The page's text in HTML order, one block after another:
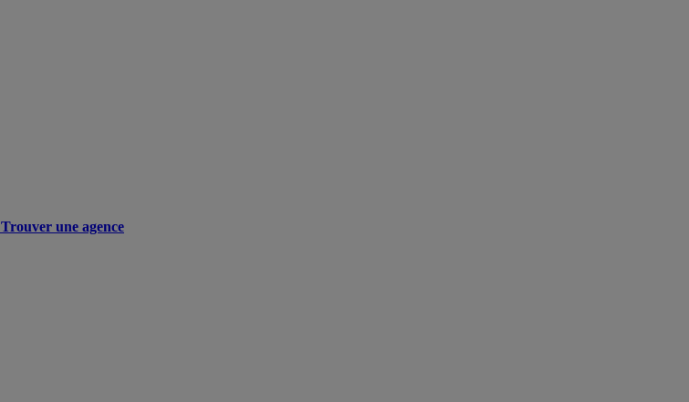
Trouver une agence